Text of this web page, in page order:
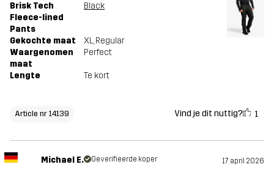
Brisk Tech
Fleece-lined
Pants
Black
Gekochte maat XL, Regular
Waargenomen
maat
Perfect
Lengte Te kort
Article nr 14139 Vind je dit nuttig? 1
Michael E. Geverifieerde koper 17 april 2026